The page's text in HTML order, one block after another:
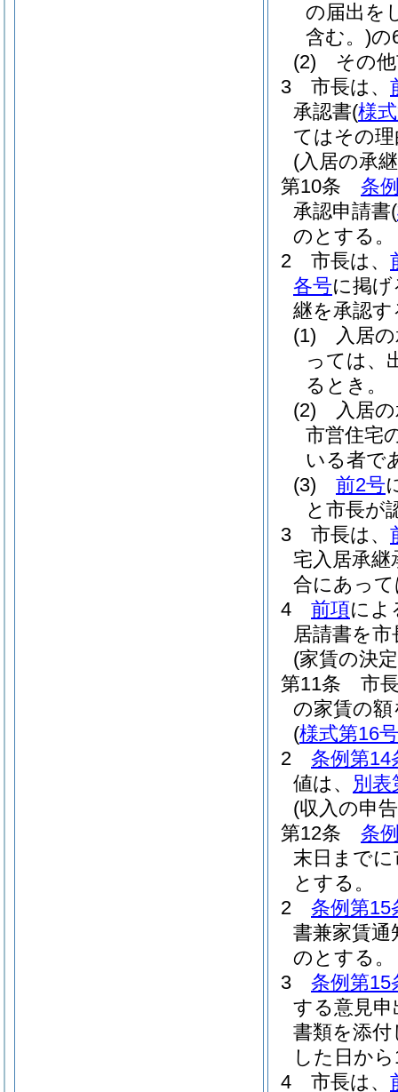
の届出を
含む。)の
(2)
その
3
市長は、
承認書(様
てはその
(入居の承
第10条
条
承認申請書(
のとする。
2
市長は、
各号に掲
継を承認
(1)
入居
っては、
るとき。
(2)
入居
市営住宅
いる者で
(3)
前2号
と市長が
3
市長は、
宅入居承継
合にあっ
4
前項によ
居請書を
(家賃の決
第11条
市
の家賃の
(様式第16号
2
条例第14
値は、 別表
(収入の申
第12条
条
末日までに
とする。
2
条例第15
書兼家賃
のとする。
3
条例第15
する意見申
書類を添付
した日か
4
市長は、